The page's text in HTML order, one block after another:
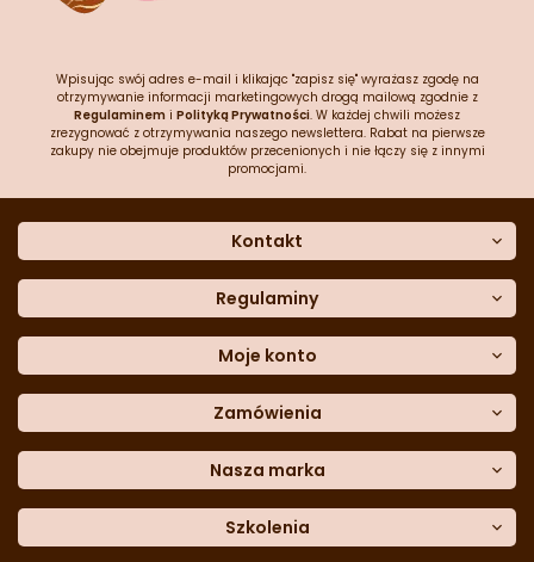
Wpisując swój adres e-mail i klikając "zapisz się" wyrażasz zgodę na
otrzymywanie informacji marketingowych drogą mailową zgodnie z
Regulaminem i Polityką Prywatności. W każdej chwili możesz
zrezygnować z otrzymywania naszego newslettera. Rabat na pierwsze
zakupy nie obejmuje produktów przecenionych i nie łączy się z innymi
promocjami.
Kontakt
Dane kontaktowe
Często zadawane pytania
Sklep stacjonarny
Formularz kontaktowy
Blog
telefon:601 767 272
Regulaminy
Polityka prywatności
Polityka cookies
Polityka reklamacji
Polityka zwrotów
Dostępność cyfrowa
Moje konto
Moje dane
Historia zamówień
Lista ulubionych
Moje rabaty
Zamówienia
Metody płatności
Dane do przelewu
Formularzreklamacji
Formularzzwrotu
Nasza marka
Trio Gelato
CDN
Szkolenia